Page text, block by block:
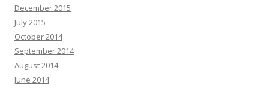
December 2015
July 2015
October 2014
September 2014
August 2014
June 2014